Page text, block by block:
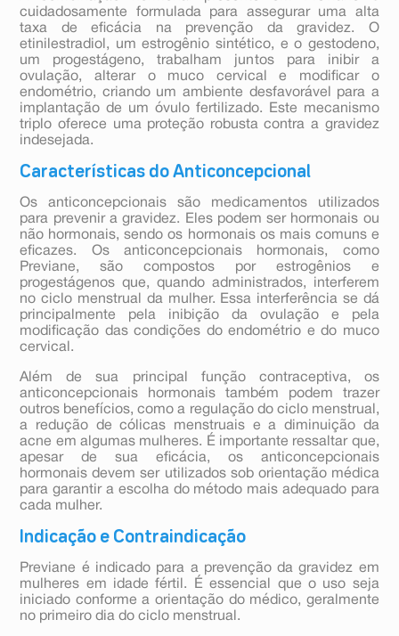
cuidadosamente formulada para assegurar uma alta
taxa de eficácia na prevenção da gravidez. O
etinilestradiol, um estrogênio sintético, e o gestodeno,
um progestágeno, trabalham juntos para inibir a
ovulação, alterar o muco cervical e modificar o
endométrio, criando um ambiente desfavorável para a
implantação de um óvulo fertilizado. Este mecanismo
triplo oferece uma proteção robusta contra a gravidez
indesejada.
Características do Anticoncepcional
Os anticoncepcionais são medicamentos utilizados
para prevenir a gravidez. Eles podem ser hormonais ou
não hormonais, sendo os hormonais os mais comuns e
eficazes. Os anticoncepcionais hormonais, como
Previane, são compostos por estrogênios e
progestágenos que, quando administrados, interferem
no ciclo menstrual da mulher. Essa interferência se dá
principalmente pela inibição da ovulação e pela
modificação das condições do endométrio e do muco
cervical.
Além de sua principal função contraceptiva, os
anticoncepcionais hormonais também podem trazer
outros benefícios, como a regulação do ciclo menstrual,
a redução de cólicas menstruais e a diminuição da
acne em algumas mulheres. É importante ressaltar que,
apesar de sua eficácia, os anticoncepcionais
hormonais devem ser utilizados sob orientação médica
para garantir a escolha do método mais adequado para
cada mulher.
Indicação e Contraindicação
Previane é indicado para a prevenção da gravidez em
mulheres em idade fértil. É essencial que o uso seja
iniciado conforme a orientação do médico, geralmente
no primeiro dia do ciclo menstrual.